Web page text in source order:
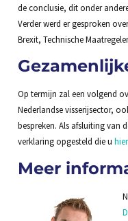
de conclusie, dit onder
Verder werd er gesproken
Brexit, Technische
Op termijn zal een volgend
Nederlandse visserijsector,
bespreken. Als afsluiting van
verklaring opgesteld die u hier
Meer